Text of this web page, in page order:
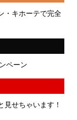
・キホーテで完全
ペーン
見せちゃいます！